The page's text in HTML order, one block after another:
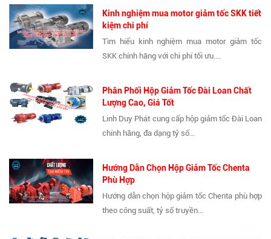
Kinh nghiệm mua motor giảm tốc SKK tiết
kiệm chi phí
Tìm hiểu kinh nghiệm mua motor giảm tốc
SKK chính hãng với chi phí tối ưu....
Phân Phối Hộp Giảm Tốc Đài Loan Chất
Lượng Cao, Giá Tốt
Linh Duy Phát cung cấp hộp giảm tốc Đài Loan
chính hãng, đa dạng tỷ số...
Hướng Dẫn Chọn Hộp Giảm Tốc Chenta
Phù Hợp
Hướng dẫn chọn hộp giảm tốc Chenta phù hợp
theo công suất, tỷ số truyền...